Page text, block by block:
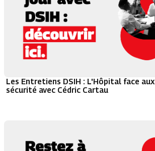
Les Entretiens DSIH : L'Hôpital face
sécurité avec Cédric Cartau